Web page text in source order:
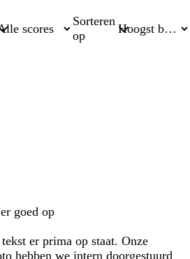
Sorteren
op
goed op
er prima op staat. Onze
hebben we intern doorgestuurd